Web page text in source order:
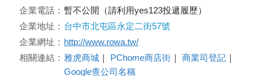
企業電話： 暫不公開（請利用yes123投遞履歷）
企業地址： 台中市北屯區永定二街57號
企業網址： http://www.rowa.tw/
相關連結： 雅虎商城 ｜ PChome商店街 ｜ 商業司登記 ｜
Google查公司名稱